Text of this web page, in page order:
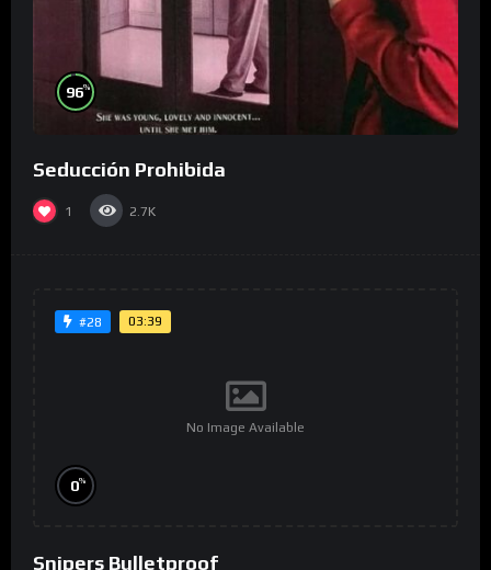
96%
Seducción Prohibida
1 2.7K
#28 03:39
No Image Available
0%
Snipers Bulletproof